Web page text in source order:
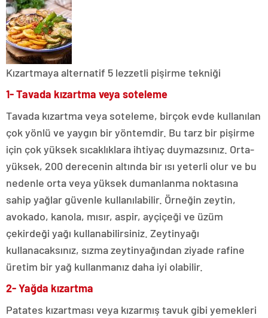
Kızartmaya alternatif 5 lezzetli pişirme tekniği
1- Tavada kızartma veya soteleme
Tavada kızartma veya soteleme, birçok evde kullanılan
çok yönlü ve yaygın bir yöntemdir. Bu tarz bir pişirme
için çok yüksek sıcaklıklara ihtiyaç duymazsınız. Orta-
yüksek, 200 derecenin altında bir ısı yeterli olur ve bu
nedenle orta veya yüksek dumanlanma noktasına
sahip yağlar güvenle kullanılabilir. Örneğin zeytin,
avokado, kanola, mısır, aspir, ayçiçeği ve üzüm
çekirdeği yağı kullanabilirsiniz. Zeytinyağı
kullanacaksınız, sızma zeytinyağından ziyade rafine
üretim bir yağ kullanmanız daha iyi olabilir.
2- Yağda kızartma
Patates kızartması veya kızarmış tavuk gibi yemekleri